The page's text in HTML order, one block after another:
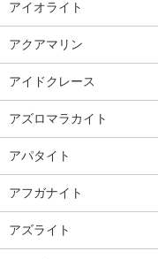
アイオライト
アクアマリン
アイドクレース
アズロマラカイト
アパタイト
アフガナイト
アズライト